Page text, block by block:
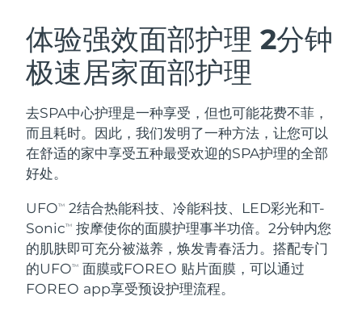
体验强效面部护理2分钟
极速居家面部护理
去SPA中心护理是一种享受，但也可能花费不菲，
而且耗时。因此，我们发明了一种方法，让您可以
在舒适的家中享受五种最受欢迎的SPA护理的全部
好处。
UFOTM
2结合热能科技、冷能科技、LED彩光和T-
SonicTM
按摩使你的面膜护理事半功倍。2分钟内您
的肌肤即可充分被滋养，焕发青春活力。搭配专门
的UFOTM
面膜或FOREO 贴片面膜，可以通过
FOREO app享受预设护理流程。
LUNA™ 4 套装
Anti-aging massage
LUNA™ 4 Plus
Massage, LED heating
LUNA™ 4 Men
BEAR™ 2 套装
Microcurrent toning
BEAR™ 2 go
Microcurrent toning on-the-go
BEAR™ 2 eyes & lips
UFO™ 3 套装
Deep facial hydration
UFO™ 3 LED
issa™ 4
Hybrid silicone sonic toothbrush
FAQ™ 抗老护理
NEW
奥地利 预计送达日期 8/11/26
巴林 预计送达日期
比利时 预计送达日期 8/11/26
百慕大 预计送达日期8/17/26
波斯尼亚和黑塞哥维那
文莱 预计送达日期8/16/26
保加利亚 预计送达日期8/11/26
加拿大